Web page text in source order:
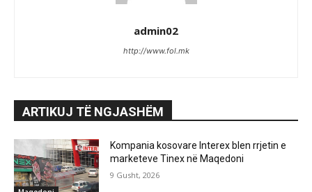
admin02
http://www.fol.mk
ARTIKUJ TË NGJASHËM
Kompania kosovare Interex blen rrjetin e
marketeve Tinex në Maqedoni
9 Gusht, 2026